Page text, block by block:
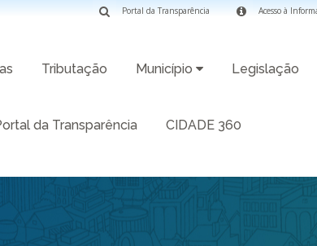
Acesso à
Portal da Transparência
Tributação Município Legislação
da Transparência CIDADE 360